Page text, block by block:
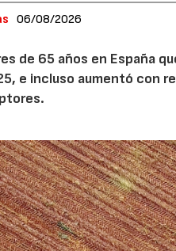
06/08/2026
de 65 años en España
e incluso aumentó con